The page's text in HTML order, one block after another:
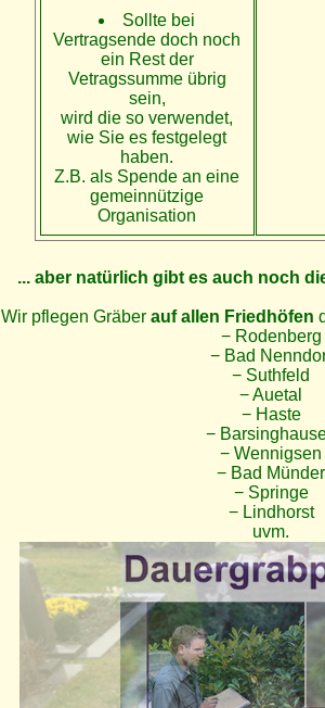
Sollte bei
Vertragsende doch noch
ein Rest der
Vetragssumme übrig
sein,
wird die so verwendet,
wie Sie es festgelegt
haben.
Z.B. als Spende an eine
gemeinnützige
Organisation
... aber natürlich gibt es auch noch
Wir pflegen Gräber auf allen Friedhöfen
− Rodenberg
− Bad
− Suthfeld
− Auetal
− Haste
−
− Wennigsen
− Bad Münder
− Springe
− Lindhorst
uvm.